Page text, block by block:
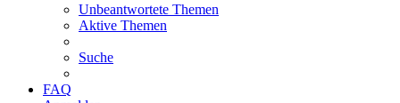
Unbeantwortete Themen
Aktive Themen
Suche
FAQ